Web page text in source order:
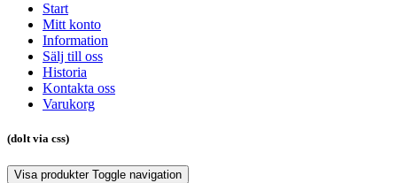
Start
Mitt konto
Information
Sälj till oss
Historia
Kontakta oss
Varukorg
(dolt via css)
Visa produkter Toggle navigation